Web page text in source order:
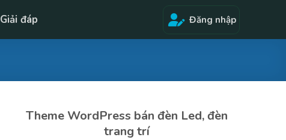
Giải đáp Đăng nhập
Theme WordPress bán đèn Led, đèn
trang trí